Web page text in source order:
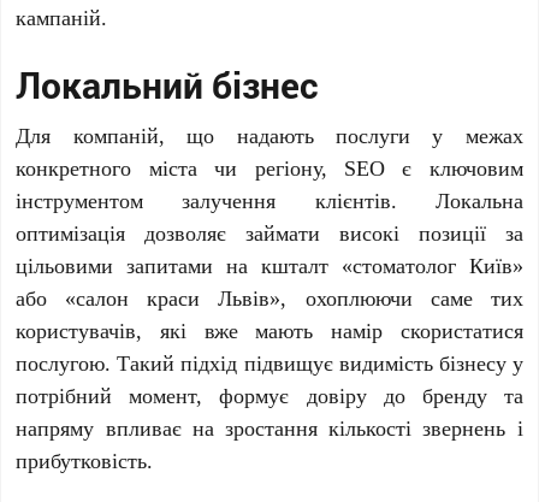
кампаній.
Локальний бізнес
Для компаній, що надають послуги у межах
конкретного міста чи регіону, SEO є ключовим
інструментом залучення клієнтів. Локальна
оптимізація дозволяє займати високі позиції за
цільовими запитами на кшталт «стоматолог Київ»
або «салон краси Львів», охоплюючи саме тих
користувачів, які вже мають намір скористатися
послугою. Такий підхід підвищує видимість бізнесу у
потрібний момент, формує довіру до бренду та
напряму впливає на зростання кількості звернень і
прибутковість.